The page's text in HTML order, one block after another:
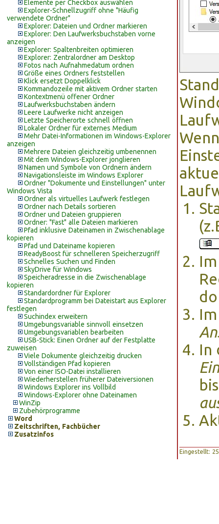
Elemente per Checkbox auswählen
Explorer-Schnellzugriff ohne "Häufig
verwendete Ordner"
Explorer: Dateien und Ordner markieren
Explorer: Den Laufwerksbuchstaben vorne
anzeigen
Explorer: Spaltenbreiten optimieren
Explorer: Zentralordner am Desktop
Fotos nach Aufnahmedatum ordnen
Größe eines Ordners feststellen
Klick ersetzt Doppelklick
Kommandozeile mit aktivem Ordner starten
Kontextmenü offener Ordner
Laufwerksbuchstaben ändern
Leere Laufwerke nicht anzeigen
Letzte Speicherorte schnell öffnen
Lokaler Ordner für externes Medium
Mehr Datei-Informationen im Windows-Explorer
anzeigen
Mehrere Dateien gleichzeitig umbenennen
Mit dem Windows-Explorer jonglieren
Namen und Symbole von Ordnern ändern
Navigationsleiste im Windows Explorer
Ordner "Dokumente und Einstellungen" unter
Windows Vista
Ordner als virtuelles Laufwerk festlegen
Ordner nach Details sortieren
Ordner und Dateien gruppieren
Ordner: "Fast" alle Dateien markieren
Pfad inklusive Dateinamen in Zwischenablage
kopieren
Pfad und Dateiname kopieren
ReadyBoost für schnelleren Speicherzugriff
Schnelles Suchen und Finden
SkyDrive für Windows
Speicheradresse in die Zwischenablage
kopieren
Standardordner für Explorer
Standardprogramm bei Dateistart aus Explorer
festlegen
Suchindex erweitern
Umgebungsvariable sinnvoll einsetzen
Umgebungsvariablen bearbeiten
USB-Stick: Einen Ordner auf der Festplatte
zuweisen
Viele Dokumente gleichzeitig drucken
Vollständigen Pfad kopieren
Von einer ISO-Datei installieren
Wiederherstellen früherer Dateiversionen
Windows Explorer ins Vollbild
Windows-Explorer ohne Dateinamen
WinZip
Zubehörprogramme
Word
Zeitschriften, Fachbücher
Zusatzinfos
In
Eingestellt: